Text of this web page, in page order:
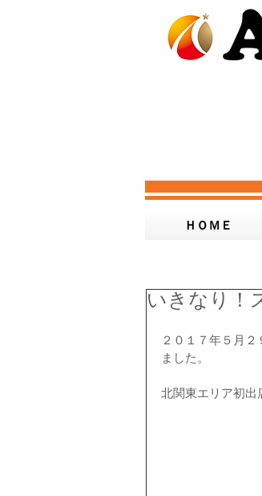
ＨＯＭＥ
いきなり！
２０１７年５月
ました。
北関東エリア初出